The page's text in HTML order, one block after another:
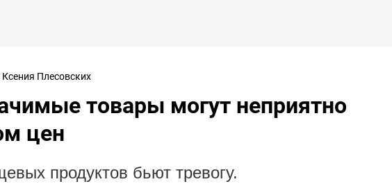
Ксения Плесовских
товары могут неприятно
цен
продуктов бьют тревогу.